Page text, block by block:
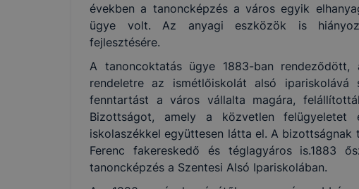
években a tanoncképzés a város egyik
ügye volt. Az anyagi eszközök is
fejlesztésére.
A tanoncoktatás ügye 1883-ban rendeződött,
rendeletre az ismétlőiskolát alsó ipariskolává
fenntartást a város vállalta magára,
Bizottságot, amely a közvetlen
iskolaszékkel együttesen látta el. A bizottságnak
Ferenc fakereskedő és téglagyáros is.1883
tanoncképzés a Szentesi Alsó Ipariskolában.